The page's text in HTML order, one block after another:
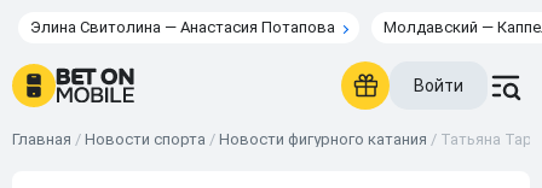
Элина Свитолина — Анастасия Потапова Молдавский —
Войти
Главная / Новости спорта / Новости фигурного катания / Татьяна